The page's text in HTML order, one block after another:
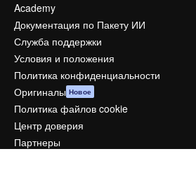
Academy
Документация по Пакету ИИ
Служба поддержки
Условия и положения
Политика конфиденциальности
Оригиналы Новое
Политика файлов cookie
Центр доверия
Партнеры